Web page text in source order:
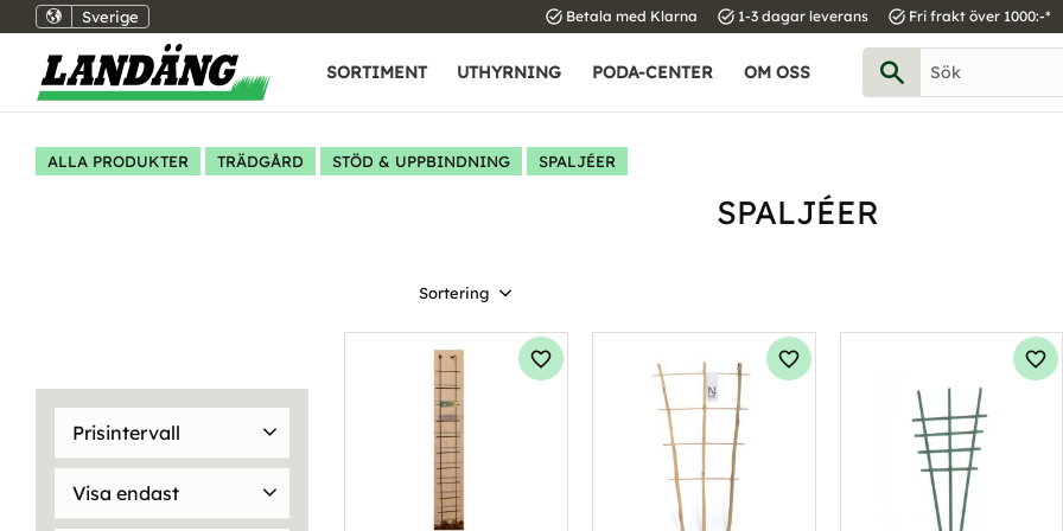
Sverige task_alt Betala med Klarna task_alt 1-3 dagar leverans task_alt Fri frakt över 1000:-*
SORTIMENT UTHYRNING PODA-CENTER OM OSS
ALLA PRODUKTER TRÄDGÅRD STÖD & UPPBINDNING SPALJÉER
SPALJÉER
Prisintervall
39 2 495
Visa endast
Lägg till i favoriter Lägg till i favoriter